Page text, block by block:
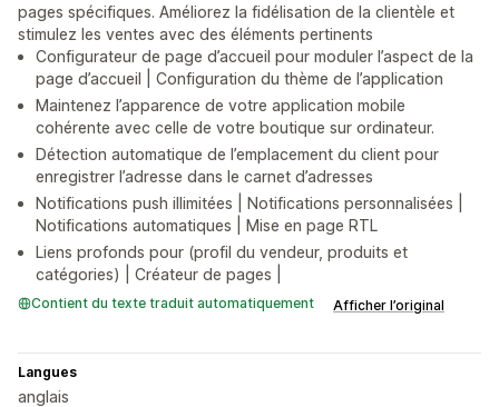
pages spécifiques. Améliorez la fidélisation de la clientèle et
stimulez les ventes avec des éléments pertinents
Configurateur de page d’accueil pour moduler l’aspect de la
page d’accueil | Configuration du thème de l’application
Maintenez l’apparence de votre application mobile
cohérente avec celle de votre boutique sur ordinateur.
Détection automatique de l’emplacement du client pour
enregistrer l’adresse dans le carnet d’adresses
Notifications push illimitées | Notifications personnalisées |
Notifications automatiques | Mise en page RTL
Liens profonds pour (profil du vendeur, produits et
catégories) | Créateur de pages |
Contient du texte traduit automatiquement Afficher l’original
Langues
anglais